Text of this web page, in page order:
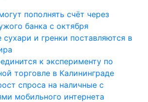
пополнять счёт через
банка с октября
сухари и гренки поставляются в
к эксперименту по
торговле в Калининграде
спроса на наличные с
мобильного интернета